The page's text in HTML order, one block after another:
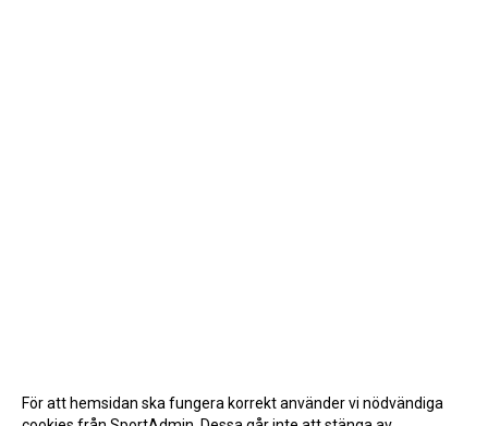
För att hemsidan ska fungera korrekt använder vi nödvändiga